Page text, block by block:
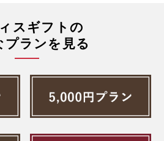
スギフトの
プランを見る